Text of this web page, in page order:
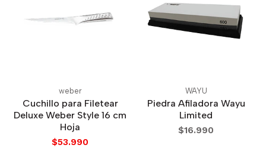
weber
Cuchillo para Filetear
Deluxe Weber Style 16 cm
Hoja
$53.990
WAYU
Piedra Afiladora Wayu
Limited
$16.990